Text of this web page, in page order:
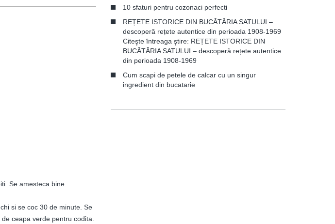
Se amesteca bine.
si se coc 30 de minute. Se
ceapa verde pentru codita.
10 sfaturi pentru cozonaci perfecti
REȚETE ISTORICE DIN BUCĂTĂRIA SATULUI –
descoperă rețete autentice din perioada 1908-1969
Citeşte întreaga ştire: REȚETE ISTORICE DIN
BUCĂTĂRIA SATULUI – descoperă rețete autentice
din perioada 1908-1969
Cum scapi de petele de calcar cu un singur
ingredient din bucatarie